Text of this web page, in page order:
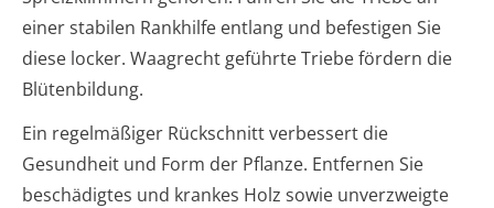
einer stabilen Rankhilfe entlang und befestigen Sie
diese locker. Waagrecht geführte Triebe fördern die
Blütenbildung.
Ein regelmäßiger Rückschnitt verbessert die
Gesundheit und Form der Pflanze. Entfernen Sie
beschädigtes und krankes Holz sowie unverzweigte